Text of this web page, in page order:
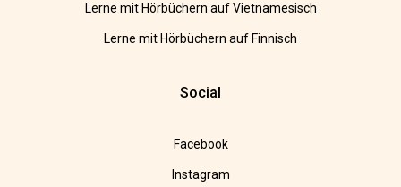
Lerne mit Hörbüchern auf Vietnamesisch
Lerne mit Hörbüchern auf Finnisch
Social
Facebook
Instagram